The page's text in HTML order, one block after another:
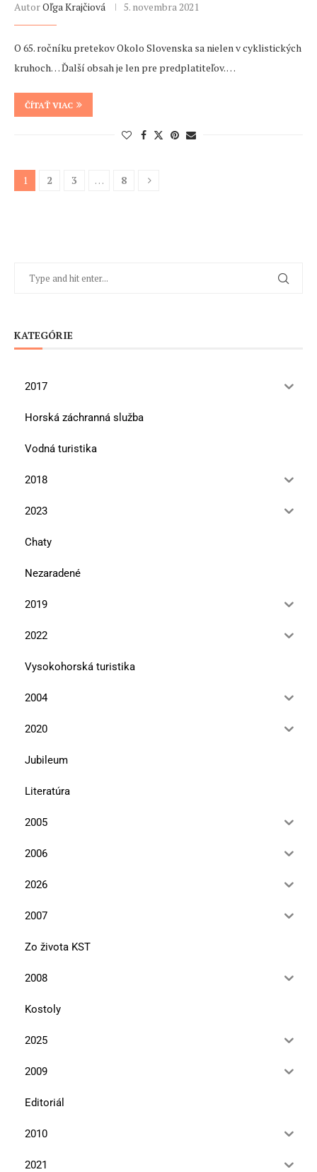
AutorOľga Krajčiová 5. novembra 2021
O 65. ročníku pretekov Okolo Slovenska sa nielen v cyklistických
kruhoch… Ďalší obsah je len pre predplatiteľov. …
ČÍTAŤ VIAC
1 2 3 … 8
KATEGÓRIE
2017
Horská záchranná služba
Vodná turistika
2018
2023
Chaty
Nezaradené
2019
2022
Vysokohorská turistika
2004
2020
Jubileum
Literatúra
2005
2006
2026
2007
Zo života KST
2008
Kostoly
2025
2009
Editoriál
2010
2021